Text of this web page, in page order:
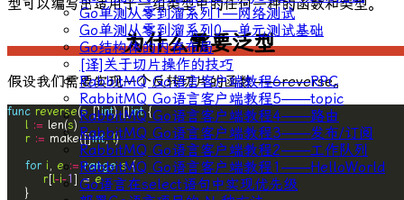
Go单测从零到溜系列1—网络测试
Go单测从零到溜系列0—单元测试基础
Go结构体的内存布局
[译]关于切片操作的技巧
RabbitMQ Go语言客户端教程6——RPC
RabbitMQ Go语言客户端教程5——topic
RabbitMQ Go语言客户端教程4——路由
RabbitMQ Go语言客户端教程3——发布/订阅
RabbitMQ Go语言客户端教程2——工作队列
RabbitMQ Go语言客户端教程1——HelloWorld
Go语言在select语句中实现优先级
型可以编写出适用于一组类型中的任何一种的函数和类型。
为什么需要泛型
假设我们需要实现一个反转切片的函数——reverse。
func reverse(s []int) []int
l := len(s
r := make([]int, l
for i , e := range s
r [l-i-1 ] = e